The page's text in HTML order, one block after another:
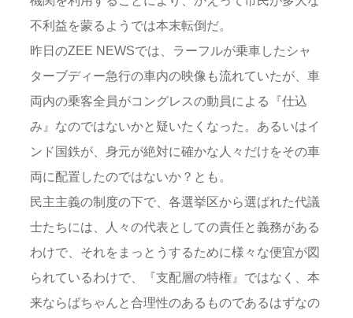
不利益を蒙るようでは本末転倒だ。
昨日のZEE NEWSでは、ラーフルが乗車したシャ
ターブディー急行の車内の映像も流れていたが、車
両内の乗客全員がコングレスの動員による『仕込
み』なのではないかと疑いたくなった。あるいはイ
ンド国鉄が、身元が絶対に確かな人々だけをその車
両に配置したのではないか？とも。
民主主義の制度の下で、各選挙区から選ばれた代議
士たちには、人々の代表としての責任と義務がある
わけで、それをまっとうするために様々な便宜が図
られているわけで、『支配層の特権』ではなく、本
来ならばちゃんと合理性のあるものであるはずなの